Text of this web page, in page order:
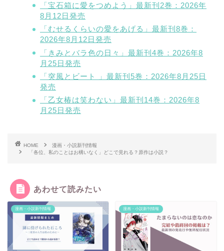
「宝石箱に愛をつめよう」最新刊2巻：2026年
8月12日発売
「むせるくらいの愛をあげる」最新刊8巻：
2026年8月12日発売
「きみとバラ色の日々」最新刊4巻：2026年8
月25日発売
「突風とビート 」最新刊5巻：2026年8月25日
発売
「乙女椿は笑わない」最新刊14巻：2026年8
月25日発売
HOME
漫画・小説新刊情報
「各位、私のことはお構いなく」どこで見れる？原作は小説？
あわせて読みたい
漫画・小説新刊情報 漫画・小説新刊情報